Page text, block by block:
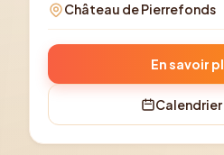
Château de Pierrefonds
En savoir
Calendrier